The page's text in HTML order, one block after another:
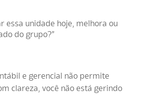
essa unidade hoje, melhora ou
do grupo?”
e gerencial não permite
clareza, você não está gerindo